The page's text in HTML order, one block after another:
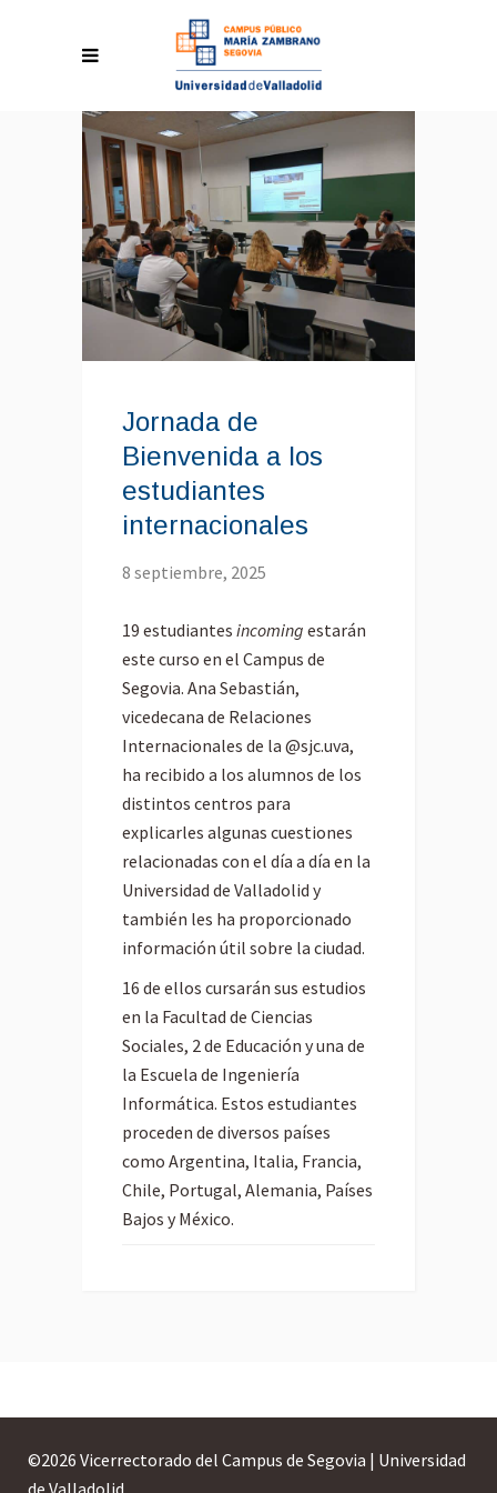
Jornada de
Bienvenida a los
estudiantes
internacionales
8 septiembre, 2025
19 estudiantes incoming estarán
este curso en el Campus de
Segovia. Ana Sebastián,
vicedecana de Relaciones
Internacionales de la @sjc.uva,
ha recibido a los alumnos de los
distintos centros para
explicarles algunas cuestiones
relacionadas con el día a día en la
Universidad de Valladolid y
también les ha proporcionado
información útil sobre la ciudad.
16 de ellos cursarán sus estudios
en la Facultad de Ciencias
Sociales, 2 de Educación y una de
la Escuela de Ingeniería
Informática. Estos estudiantes
proceden de diversos países
como Argentina, Italia, Francia,
Chile, Portugal, Alemania, Países
Bajos y México.
©2026 Vicerrectorado del Campus de Segovia | Universidad
de Valladolid